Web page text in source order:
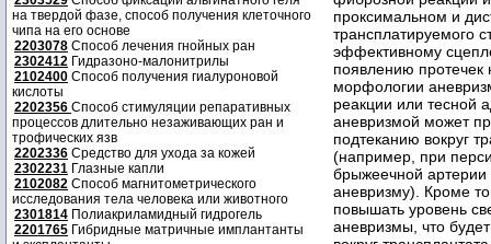
на твердой фазе, способ получения клеточного
чипа на его основе
2203078 Способ лечения гнойных ран
2302412 Гидразоно-малонитрилы
2102400 Способ получения гиалуроновой
кислоты
2202356 Способ стимуляции репаративных
процессов длительно незаживающих ран и
трофических язв
2202336 Средство для ухода за кожей
2302231 Глазные капли
2102082 Способ магнитометрического
исследования тела человека или животного
2301814 Полиакриламидный гидрогель
2201765 Гибридные матричные имплантанты
проксимальном и
трансплатируемого
эффективному
появлению протечек
морфологии
реакции или тесной
аневризмой может
подтеканию вокруг
(например, при
брыжеечной
аневризму). Кроме
повышать уровень
аневризмы, что